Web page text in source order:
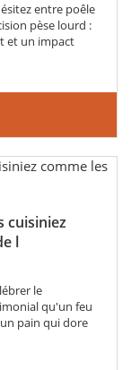
entre poêle
pèse lourd :
et un impact
cuisiniez
l
le
qu'un feu
pain qui dore